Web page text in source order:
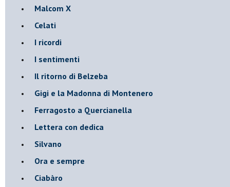
Malcom X
Celati
I ricordi
I sentimenti
Il ritorno di Belzeba
Gigi e la Madonna di Montenero
Ferragosto a Quercianella
Lettera con dedica
Silvano
Ora e sempre
Ciabàro